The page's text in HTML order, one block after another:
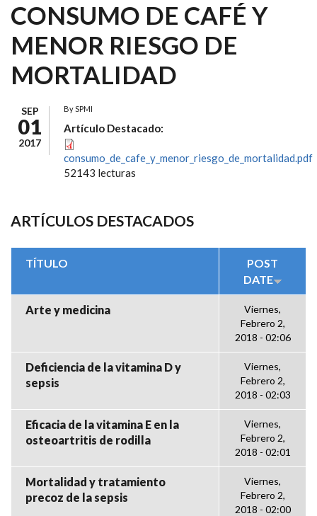
CONSUMO DE CAFÉ Y
MENOR RIESGO DE
MORTALIDAD
SEP
01
2017
BySPMI
Artículo Destacado:
consumo_de_cafe_y_menor_riesgo_de_mortalidad.pdf
52143 lecturas
ARTÍCULOS DESTACADOS
TÍTULO
POST
DATE
Arte y medicina
Viernes,
Febrero 2,
2018 - 02:06
Deficiencia de la vitamina D y
sepsis
Viernes,
Febrero 2,
2018 - 02:03
Eficacia de la vitamina E en la
osteoartritis de rodilla
Viernes,
Febrero 2,
2018 - 02:01
Mortalidad y tratamiento
precoz de la sepsis
Viernes,
Febrero 2,
2018 - 02:00